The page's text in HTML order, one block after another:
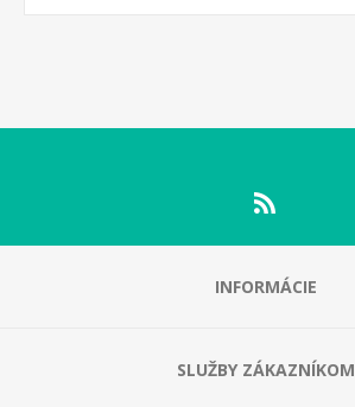
INFORMÁCIE
SLUŽBY ZÁKAZNÍKOM